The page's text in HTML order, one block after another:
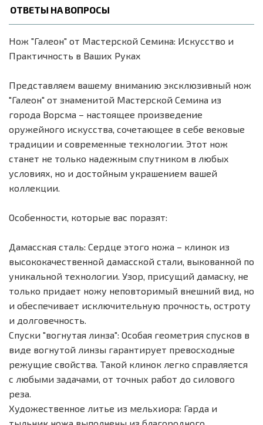
ОТВЕТЫ НА ВОПРОСЫ
Нож "Галеон" от Мастерской Семина: Искусство и
Практичность в Ваших Руках
Представляем вашему вниманию эксклюзивный нож
"Галеон" от знаменитой Мастерской Семина из
города Ворсма – настоящее произведение
оружейного искусства, сочетающее в себе вековые
традиции и современные технологии. Этот нож
станет не только надежным спутником в любых
условиях, но и достойным украшением вашей
коллекции.
Особенности, которые вас поразят:
Дамасская сталь: Сердце этого ножа – клинок из
высококачественной дамасской стали, выкованной по
уникальной технологии. Узор, присущий дамаску, не
только придает ножу неповторимый внешний вид, но
и обеспечивает исключительную прочность, остроту
и долговечность.
Спуски "вогнутая линза": Особая геометрия спусков в
виде вогнутой линзы гарантирует превосходные
режущие свойства. Такой клинок легко справляется
с любыми задачами, от точных работ до силового
реза.
Художественное литье из мельхиора: Гарда и
тыльник ножа выполнены из благородного